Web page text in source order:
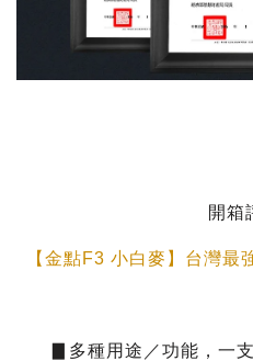
開箱
【金點F3 小白麥】台灣最
▊多種用途／功能，一